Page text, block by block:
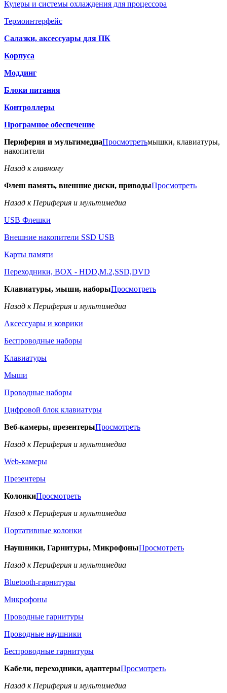
Кулеры и системы охлаждения для процессора
Термоинтерфейс
Салазки, аксессуары для ПК
Корпуса
Моддинг
Блоки питания
Контроллеры
Програмное обеспечение
Периферия и мультимедиаПросмотретьмышки, клавиатуры,
накопители
Назад к главному
Флеш память, внешние диски, приводыПросмотреть
Назад к Периферия и мультимедиа
USB Флешки
Внешние накопители SSD USB
Карты памяти
Переходники, BOX - HDD,M.2,SSD,DVD
Клавиатуры, мыши, наборыПросмотреть
Назад к Периферия и мультимедиа
Аксессуары и коврики
Беспроводные наборы
Клавиатуры
Мыши
Проводные наборы
Цифровой блок клавиатуры
Веб-камеры, презентерыПросмотреть
Назад к Периферия и мультимедиа
Web-камеры
Презентеры
КолонкиПросмотреть
Назад к Периферия и мультимедиа
Портативные колонки
Наушники, Гарнитуры, МикрофоныПросмотреть
Назад к Периферия и мультимедиа
Bluetooth-гарнитуры
Микрофоны
Проводные гарнитуры
Проводные наушники
Беспроводные гарнитуры
Кабели, переходники, адаптерыПросмотреть
Назад к Периферия и мультимедиа